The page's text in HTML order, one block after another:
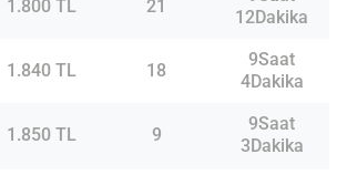
1.800 TL 21
12Dakika
1.840 TL 18
9Saat
4Dakika
1.850 TL 9
9Saat
3Dakika